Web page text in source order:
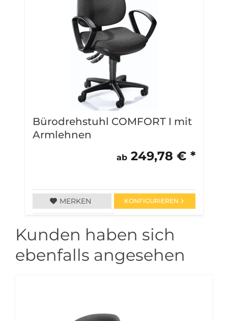
Bürodrehstuhl COMFORT I mit
Armlehnen
ab 249,78 € *
MERKEN KONFIGURIEREN
Kunden haben sich
ebenfalls angesehen